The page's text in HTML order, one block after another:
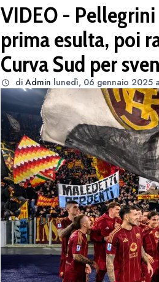
VIDEO -
prima esulta, poi
Curva Sud per
di Admin lunedì, 06 gennaio 2025